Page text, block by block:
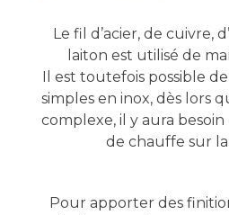
Le fil d’acier, de cuivre,
laiton est utilisé de
Il est toutefois possible
simples en inox, dès lors
complexe, il y aura
de chauffe sur
Pour apporter des